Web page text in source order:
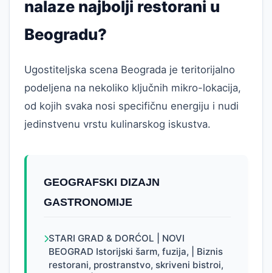
nalaze najbolji restorani u
Beogradu?
Ugostiteljska scena Beograda je teritorijalno
podeljena na nekoliko ključnih mikro-lokacija,
od kojih svaka nosi specifičnu energiju i nudi
jedinstvenu vrstu kulinarskog iskustva.
GEOGRAFSKI DIZAJN
GASTRONOMIJE
STARI GRAD & DORĆOL | NOVI
BEOGRAD Istorijski šarm, fuzija, | Biznis
restorani, prostranstvo, skriveni bistroi,